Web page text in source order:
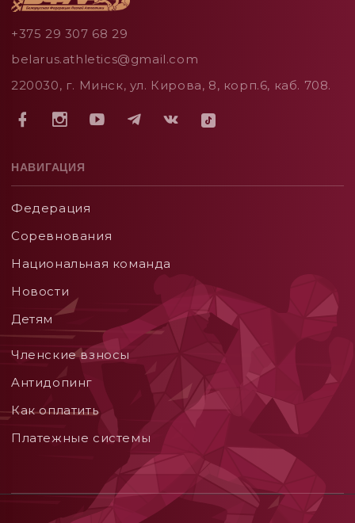
+375 29 307 68 29
belarus.athletics@gmail.com
220030, г. Минск, ул. Кирова, 8, корп.6, каб. 708.
НАВИГАЦИЯ
Федерация
Соревнования
Национальная команда
Новости
Детям
Членские взносы
Aнтидопинг
Как оплатить
Платежные системы